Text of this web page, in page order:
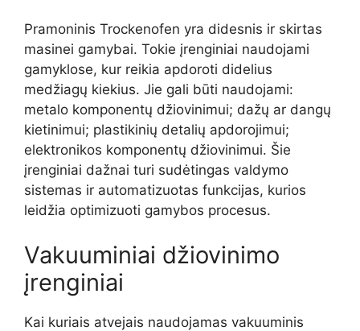
Pramoninis Trockenofen yra didesnis ir skirtas
masinei gamybai. Tokie įrenginiai naudojami
gamyklose, kur reikia apdoroti didelius
medžiagų kiekius. Jie gali būti naudojami:
metalo komponentų džiovinimui; dažų ar dangų
kietinimui; plastikinių detalių apdorojimui;
elektronikos komponentų džiovinimui. Šie
įrenginiai dažnai turi sudėtingas valdymo
sistemas ir automatizuotas funkcijas, kurios
leidžia optimizuoti gamybos procesus.
Vakuuminiai džiovinimo
įrenginiai
Kai kuriais atvejais naudojamas vakuuminis